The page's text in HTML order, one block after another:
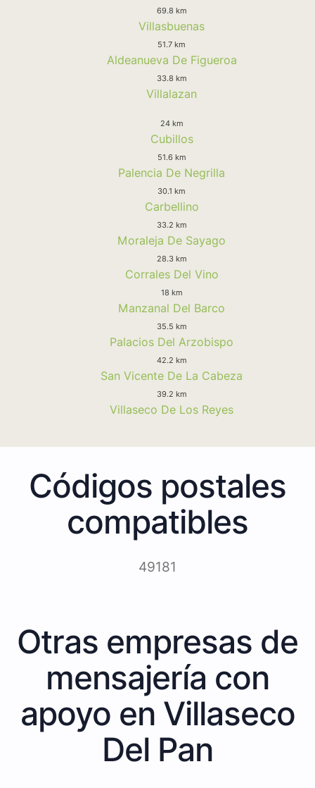
69.8 km
Villasbuenas
51.7 km
Aldeanueva De Figueroa
33.8 km
Villalazan
24 km
Cubillos
51.6 km
Palencia De Negrilla
30.1 km
Carbellino
33.2 km
Moraleja De Sayago
28.3 km
Corrales Del Vino
18 km
Manzanal Del Barco
35.5 km
Palacios Del Arzobispo
42.2 km
San Vicente De La Cabeza
39.2 km
Villaseco De Los Reyes
Códigos postales
compatibles
49181
Otras empresas de
mensajería con
apoyo en Villaseco
Del Pan